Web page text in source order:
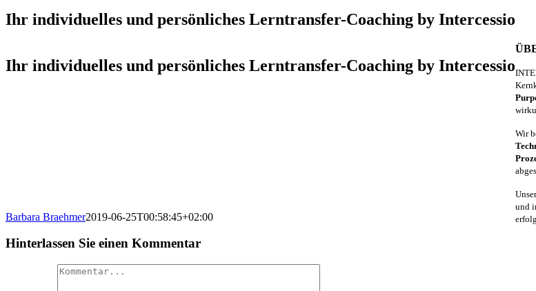
Ihr individuelles und persönliches Lerntransfer-Coaching by Intercessio
Ihr individuelles und persönliches Lerntransfer-Coaching by Intercessio
Barbara Braehmer2019-06-25T00:58:45+02:00
Hinterlassen Sie einen Kommentar
Wir
und